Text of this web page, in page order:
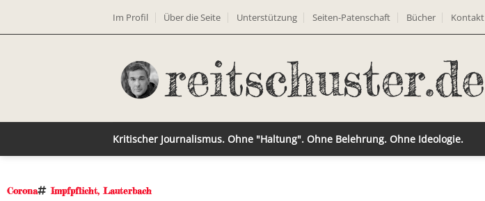
Im Profil Über die Seite Unterstützung Seiten-Patenschaft Bücher Kontakt
Kritischer Journalismus. Ohne "Haltung". Ohne Belehrung. Ohne Ideologie.
Corona Impfpflicht, Lauterbach